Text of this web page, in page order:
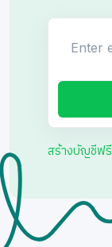
สร้างบัญชีฟรี